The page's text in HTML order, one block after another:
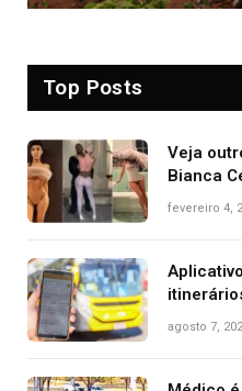
Top Posts
Veja
Bianca
West
fevereiro 4,
agosto 7,